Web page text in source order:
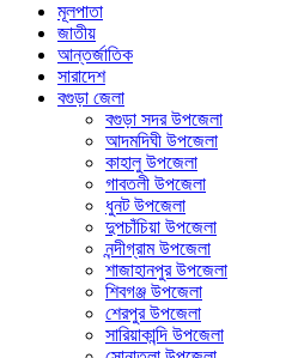
মূলপাতা
জাতীয়
আন্তর্জাতিক
সারাদেশ
বগুড়া জেলা
বগুড়া সদর উপজেলা
আদমদিঘী উপজেলা
কাহালু উপজেলা
গাবতলী উপজেলা
ধুনট উপজেলা
দুপচাঁচিয়া উপজেলা
নন্দীগ্রাম উপজেলা
শাজাহানপুর উপজেলা
শিবগঞ্জ উপজেলা
শেরপুর উপজেলা
সারিয়াকান্দি উপজেলা